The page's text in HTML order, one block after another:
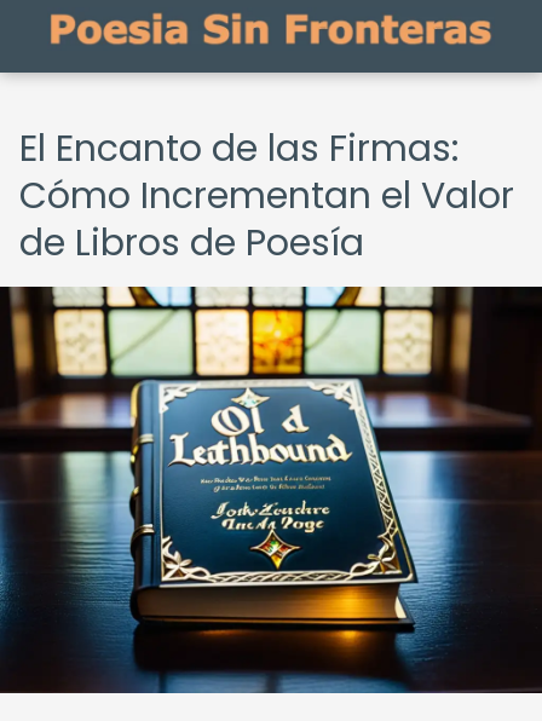
El Encanto de las Firmas:
Cómo Incrementan el Valor
de Libros de Poesía